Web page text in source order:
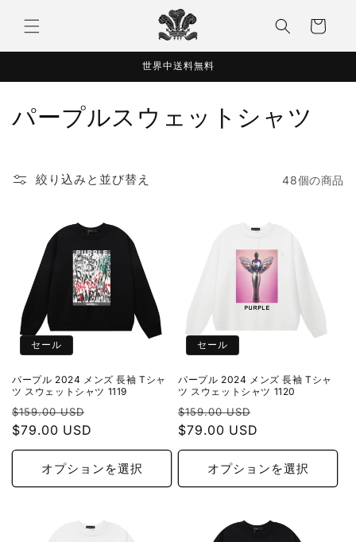
ンツに
進む
ー
世界中送料無料
コ
ク
ン
パープルスウェットシャツ
絞り込みと並び替え 48個の商品
セール
パープル 2024 メンズ 長袖 Tシャ
ツ スウェットシャツ 1119
通
常
価
$159.00 USD
ル
価
格
$79.00 USD
オプションを選択
セール
パープル 2024 メンズ 長袖 Tシャ
ツ スウェットシャツ 1120
通
常
価
$159.00 USD
ル
価
格
$79.00 USD
オプションを選択